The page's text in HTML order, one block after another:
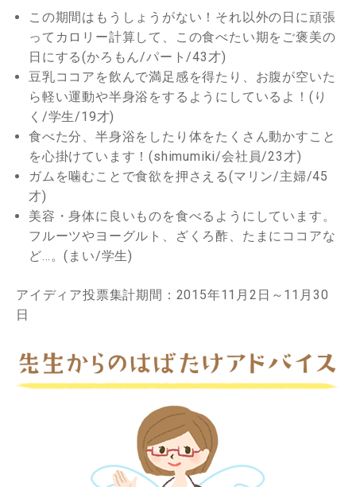
この期間はもうしょうがない！それ以外の日に頑張
ってカロリー計算して、この食べたい期をご褒美の
日にする(かろもん/パート/43才)
豆乳ココアを飲んで満足感を得たり、お腹が空いた
ら軽い運動や半身浴をするようにしているよ！(り
く/学生/19才)
食べた分、半身浴をしたり体をたくさん動かすこと
を心掛けています！(shimumiki/会社員/23才)
ガムを噛むことで食欲を押さえる(マリン/主婦/45
才)
美容・身体に良いものを食べるようにしています。
フルーツやヨーグルト、ざくろ酢、たまにココアな
ど…。(まい/学生)
アイディア投票集計期間：2015年11月2日～11月30
日